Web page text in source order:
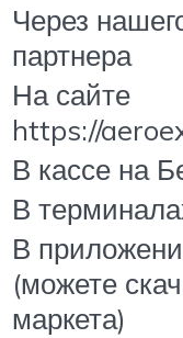
Через
партнера
На сайте
https://
В кассе на
В
В
(можете
маркета)